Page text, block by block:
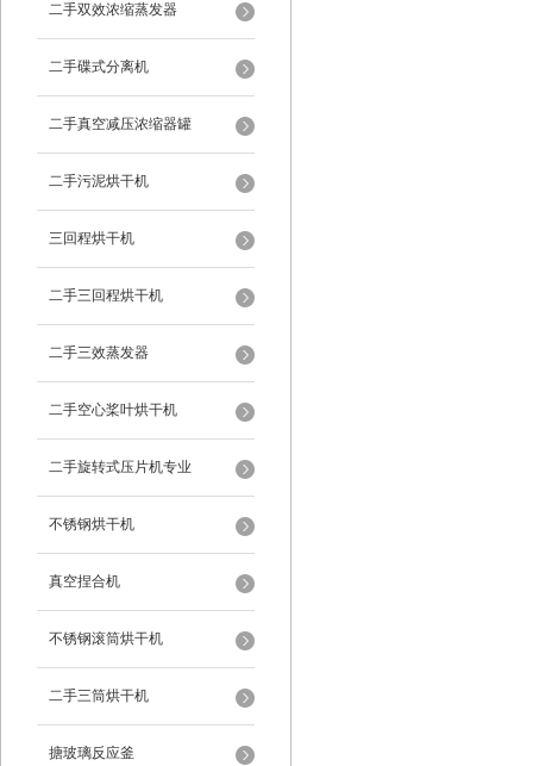
二手双效浓缩蒸发器
二手碟式分离机
二手真空减压浓缩器罐
二手污泥烘干机
三回程烘干机
二手三回程烘干机
二手三效蒸发器
二手空心桨叶烘干机
二手旋转式压片机专业
不锈钢烘干机
真空捏合机
不锈钢滚筒烘干机
二手三筒烘干机
搪玻璃反应釜